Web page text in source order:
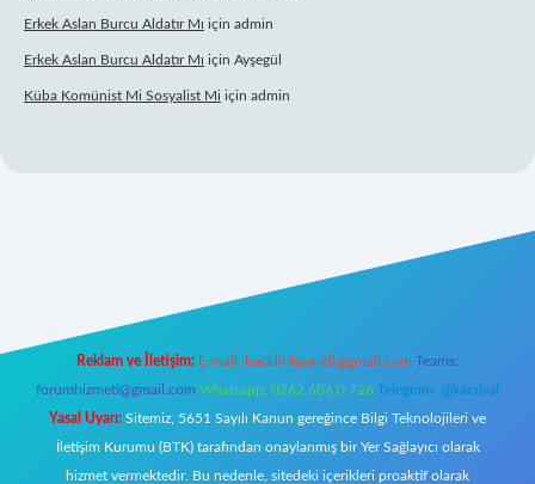
Erkek Aslan Burcu Aldatır Mı için admin
Erkek Aslan Burcu Aldatır Mı için Ayşegül
Küba Komünist Mi Sosyalist Mi için admin
Reklam ve İletişim: E-mail: backlinkpaneli@gmail.com Teams:
forumhizmeti@gmail.com Whatsapp: 0262 606 0 726 Telegram: @karabul
Yasal Uyarı: Sitemiz, 5651 Sayılı Kanun gereğince Bilgi Teknolojileri ve
İletişim Kurumu (BTK) tarafından onaylanmış bir Yer Sağlayıcı olarak
hizmet vermektedir. Bu nedenle, sitedeki içerikleri proaktif olarak